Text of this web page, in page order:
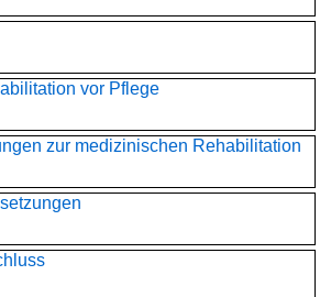
vor Pflege
zur medizinischen Rehabilitation